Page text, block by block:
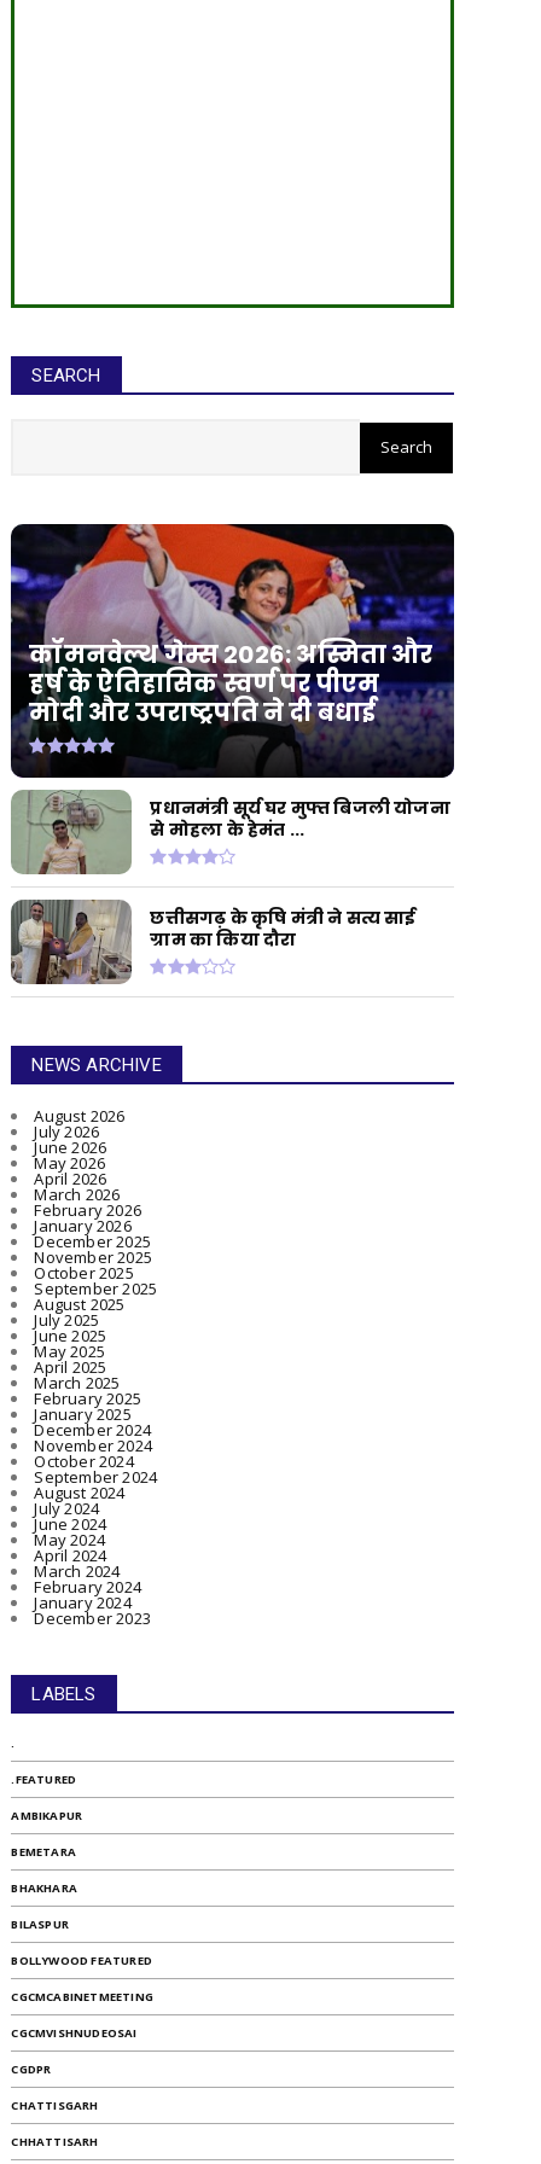
SEARCH
कॉमनवेल्थ गेम्स 2026: अस्मिता और
हर्ष के ऐतिहासिक स्वर्ण पर पीएम
मोदी और उपराष्ट्रपति ने दी बधाई
प्रधानमंत्री सूर्य घर मुफ्त बिजली योजना
से मोहला के हेमंत ...
छत्तीसगढ़ के कृषि मंत्री ने सत्य साई
ग्राम का किया दौरा
NEWS ARCHIVE
August 2026
July 2026
June 2026
May 2026
April 2026
March 2026
February 2026
January 2026
December 2025
November 2025
October 2025
September 2025
August 2025
July 2025
June 2025
May 2025
April 2025
March 2025
February 2025
January 2025
December 2024
November 2024
October 2024
September 2024
August 2024
July 2024
June 2024
May 2024
April 2024
March 2024
February 2024
January 2024
December 2023
LABELS
.
.FEATURED
AMBIKAPUR
BEMETARA
BHAKHARA
BILASPUR
BOLLYWOOD FEATURED
CGCMCABINETMEETING
CGCMVISHNUDEOSAI
CGDPR
CHATTISGARH
CHHATTISARH